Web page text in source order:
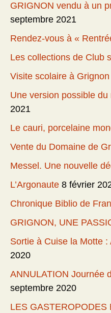
GRIGNON vendu à un
septembre 2021
Rendez-vous à «
Les collections de Club
Visite scolaire à Grignon
Une version possible
2021
Le cauri, porcelaine
Vente du Domaine de
Messel. Une nouvelle
L’Argonaute 8 février
Chronique Biblio de
GRIGNON, UNE
Sortie à Cuise la Motte :
2020
ANNULATION Journée
septembre 2020
LES GASTEROPODES